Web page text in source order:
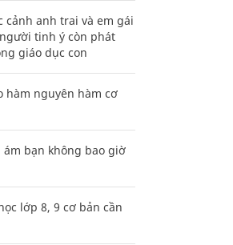
cảnh anh trai và em gái
tinh ý còn phát
giáo dục con
hàm nguyên hàm cơ
bạn không bao giờ
lớp 8, 9 cơ bản cần